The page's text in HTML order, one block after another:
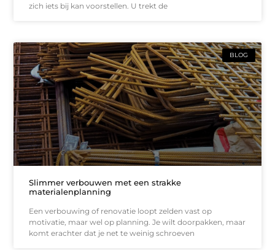
zich iets bij kan voorstellen. U trekt de
BLOG
Slimmer verbouwen met een strakke
materialenplanning
Een verbouwing of renovatie loopt zelden vast op
motivatie, maar wel op planning. Je wilt doorpakken, maar
komt erachter dat je net te weinig schroeven